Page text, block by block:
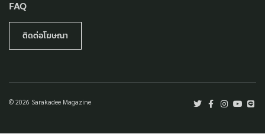
FAQ
ติดต่อโฆษณา
© 2026 Sarakadee Magazine